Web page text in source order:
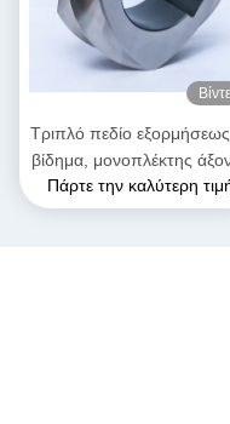
Τριπλό πεδίο
βίδημα, μονοπλέκτης
για την ανασύνθεση
πλαστικών καουτσούκ
Πάρτε την καλύτερη